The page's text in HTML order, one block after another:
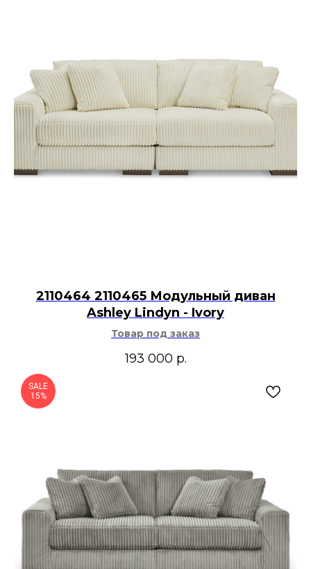
2110464 2110465 Модульный диван
Ashley Lindyn - Ivory
Товар под заказ
193 000 р.
SALE
15%